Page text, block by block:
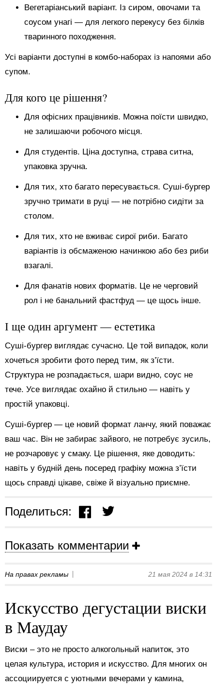
Вегетаріанський варіант. Із сиром, овочами та
соусом унагі — для легкого перекусу без білків
тваринного походження.
Усі варіанти доступні в комбо-наборах із напоями або
супом.
Для кого це рішення?
Для офісних працівників. Можна поїсти швидко,
не залишаючи робочого місця.
Для студентів. Ціна доступна, страва ситна,
упаковка зручна.
Для тих, хто багато пересувається. Суші-бургер
зручно тримати в руці — не потрібно сидіти за
столом.
Для тих, хто не вживає сирої риби. Багато
варіантів із обсмаженою начинкою або без риби
взагалі.
Для фанатів нових форматів. Це не черговий
рол і не банальний фастфуд — це щось інше.
І ще один аргумент — естетика
Суші-бургер виглядає сучасно. Це той випадок, коли
хочеться зробити фото перед тим, як з’їсти.
Структура не розпадається, шари видно, соус не
тече. Усе виглядає охайно й стильно — навіть у
простій упаковці.
Суші-бургер — це новий формат ланчу, який поважає
ваш час. Він не забирає зайвого, не потребує зусиль,
не розчаровує у смаку. Це рішення, яке доводить:
навіть у будній день посеред графіку можна з’їсти
щось справді цікаве, свіже й візуально приємне.
Поделиться:
Показать комментарии
На правах рекламы 21 мая 2024 в 14:31
Искусство дегустации виски
в Маудау
Виски – это не просто алкогольный напиток, это
целая культура, история и искусство. Для многих он
ассоциируется с уютными вечерами у камина,